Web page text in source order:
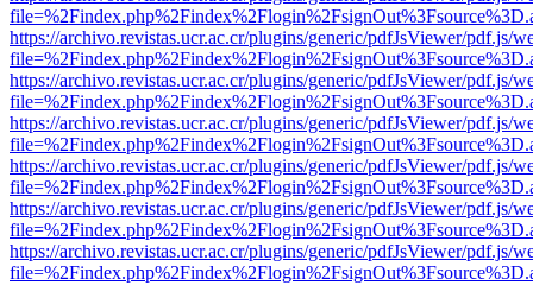
https://archivo.revistas.ucr.ac.cr/plugins/generic/pdfJsViewer/pdf.js/
https://archivo.revistas.ucr.ac.cr/plugins/generic/pdfJsViewer/pdf.js/
https://archivo.revistas.ucr.ac.cr/plugins/generic/pdfJsViewer/pdf.js/
https://archivo.revistas.ucr.ac.cr/plugins/generic/pdfJsViewer/pdf.js/
https://archivo.revistas.ucr.ac.cr/plugins/generic/pdfJsViewer/pdf.js/
https://archivo.revistas.ucr.ac.cr/plugins/generic/pdfJsViewer/pdf.js/